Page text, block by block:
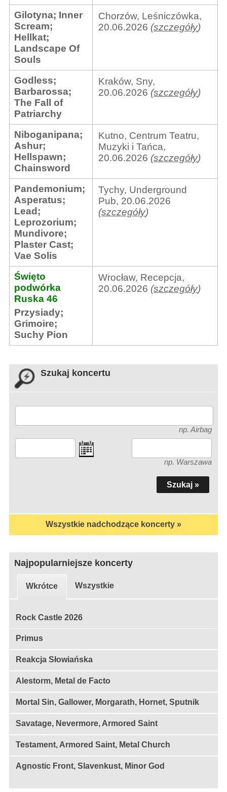
Gilotyna; Inner
Scream;
Hellkat;
Landscape Of
Souls
Chorzów, Leśniczówka,
20.06.2026 (szczegóły)
Godless;
Barbarossa;
The Fall of
Patriarchy
Kraków, Sny,
20.06.2026 (szczegóły)
Niboganipana;
Ashur;
Hellspawn;
Chainsword
Kutno, Centrum Teatru,
Muzyki i Tańca,
20.06.2026 (szczegóły)
Pandemonium;
Asperatus;
Lead ;
Leprozorium;
Mundivore;
Plaster Cast;
Vae Solis
Tychy, Underground
Pub, 20.06.2026
(szczegóły)
Święto
podwórka
Ruska 46
Przysiady;
Grimoire;
Suchy Pion
Wrocław, Recepcja,
20.06.2026 (szczegóły)
Szukaj koncertu
np. Airbag
np. Warszawa
Wszystkie nadchodzące koncerty »
Najpopularniejsze koncerty
Wkrótce Wszystkie
Rock Castle 2026
Primus
Reakcja Słowiańska
Alestorm, Metal de Facto
Mortal Sin, Gallower, Morgarath, Hornet, Sputnik
Savatage, Nevermore, Armored Saint
Testament, Armored Saint, Metal Church
Agnostic Front, Slavenkust, Minor God